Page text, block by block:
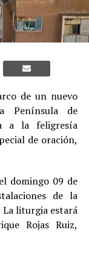
de un nuevo
Península de
a la feligresía
de oración,
domingo 09 de
de la
La liturgia estará
Rojas Ruiz,